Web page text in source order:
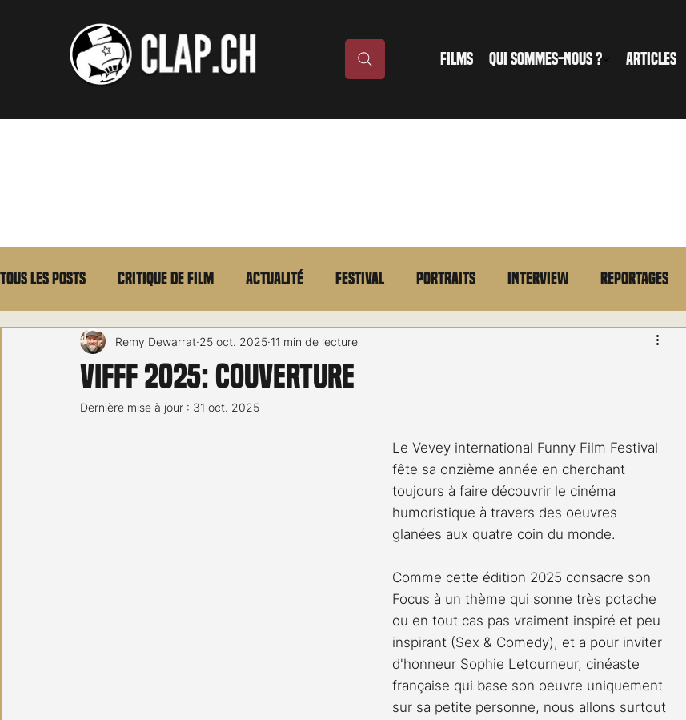
FILMS QUI SOMMES-NOUS ? ARTICLES
Tous les posts Critique de film Actualité Festival Portraits Interview Reportages
Max Borg Laurent Scherlen Memento En bref
Carnet noir Open Air Série TV
VIFFF 2025: couverture
Remy Dewarrat 25 oct. 2025 11 min de lecture
Dernière mise à jour : 31 oct. 2025
Le Vevey international Funny Film Festival
fête sa onzième année en cherchant
toujours à faire découvrir le cinéma
humoristique à travers des oeuvres
glanées aux quatre coin du monde.
Comme cette édition 2025 consacre son
Focus à un thème qui sonne très potache
ou en tout cas pas vraiment inspiré et peu
inspirant (Sex & Comedy), et a pour inviter
d'honneur Sophie Letourneur, cinéaste
française qui base son oeuvre uniquement
sur sa petite personne, nous allons surtout